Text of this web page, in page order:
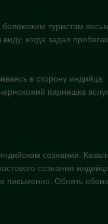
туристам
виду, когда задал
в сторону индийца
парнишка
сознании.
сознания
письменно. Обнять